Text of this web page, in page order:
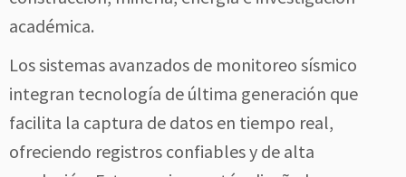
académica.
Los sistemas avanzados de monitoreo sísmico
integran tecnología de última generación que
facilita la captura de datos en tiempo real,
ofreciendo registros confiables y de alta